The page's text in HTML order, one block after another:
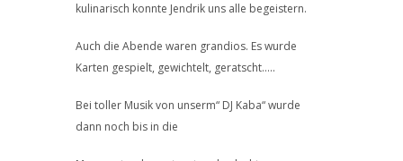
kulinarisch konnte Jendrik uns alle begeistern.
Auch die Abende waren grandios. Es wurde
Karten gespielt, gewichtelt, geratscht…..
Bei toller Musik von unserm“ DJ Kaba“ wurde
dann noch bis in die